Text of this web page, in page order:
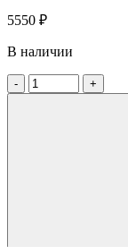
5550 ₽
В наличии
- +